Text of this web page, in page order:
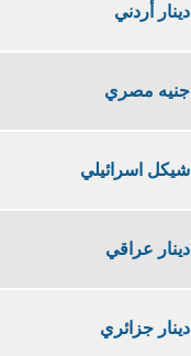
دينار أردني
جنيه مصري
شيكل اسرائيلي
دينار عراقي
دينار جزائري